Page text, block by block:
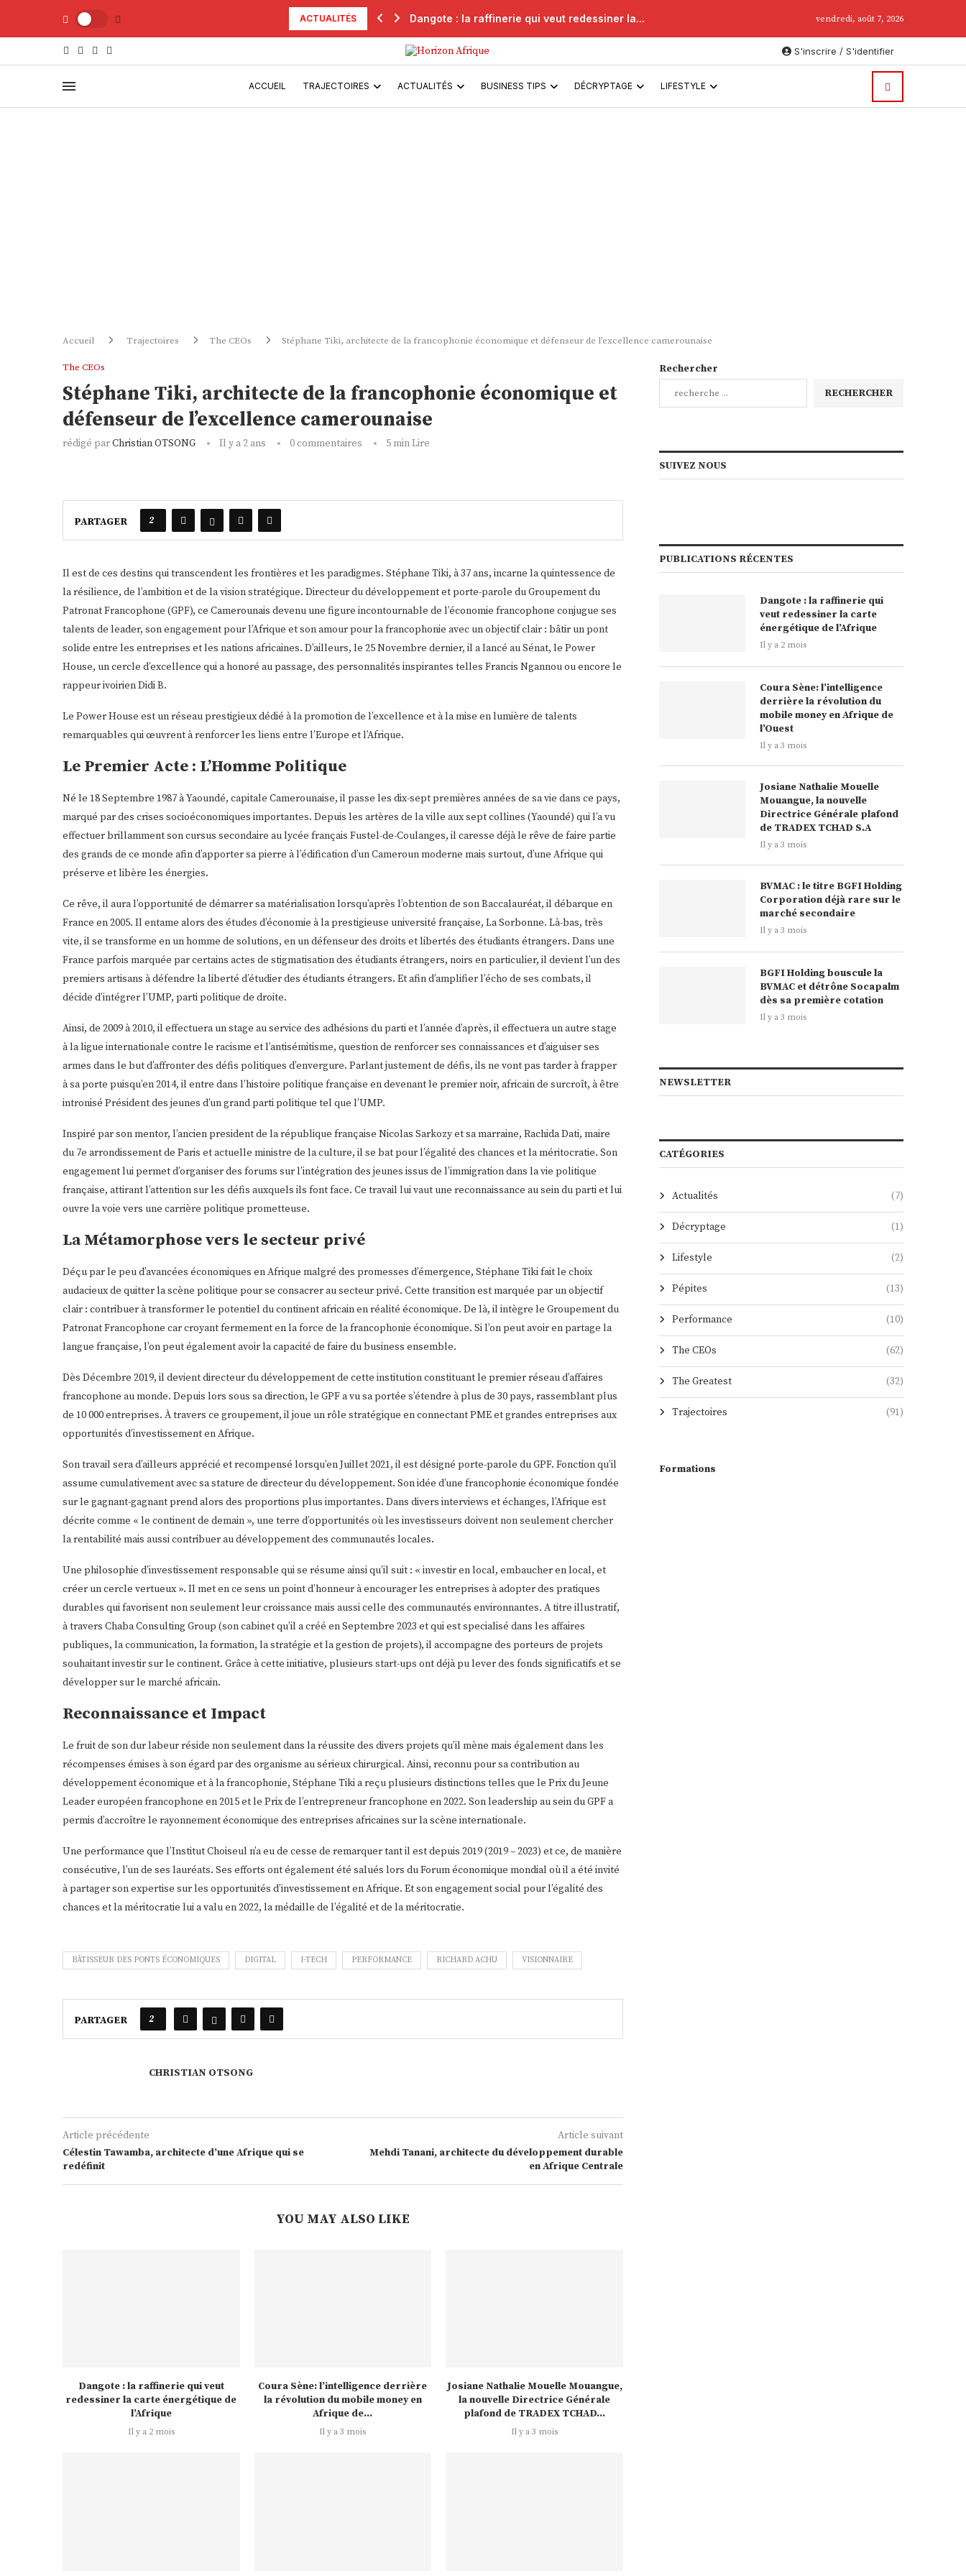
ACTUALITÉS Dangote : la raffinerie qui veut redessiner la... vendredi, août 7, 2026
S'inscrire / S'identifier
ACCUEIL TRAJECTOIRES ACTUALITÉS BUSINESS TIPS DÉCRYPTAGE LIFESTYLE
Accueil Trajectoires The CEOs Stéphane Tiki, architecte de la francophonie économique et défenseur de l’excellence camerounaise
The CEOs
Stéphane Tiki, architecte de la francophonie économique et
défenseur de l’excellence camerounaise
rédigé parChristian OTSONG Il y a 2 ans 0 commentaires 5 min Lire
PARTAGER 2
Il est de ces destins qui transcendent les frontières et les paradigmes. Stéphane Tiki, à 37 ans, incarne la quintessence de
la résilience, de l’ambition et de la vision stratégique. Directeur du développement et porte-parole du Groupement du
Patronat Francophone (GPF), ce Camerounais devenu une figure incontournable de l’économie francophone conjugue ses
talents de leader, son engagement pour l’Afrique et son amour pour la francophonie avec un objectif clair : bâtir un pont
solide entre les entreprises et les nations africaines. D’ailleurs, le 25 Novembre dernier, il a lancé au Sénat, le Power
House, un cercle d’excellence qui a honoré au passage, des personnalités inspirantes telles Francis Ngannou ou encore le
rappeur ivoirien Didi B.
Le Power House est un réseau prestigieux dédié à la promotion de l’excellence et à la mise en lumière de talents
remarquables qui œuvrent à renforcer les liens entre l’Europe et l’Afrique.
Le Premier Acte : L’Homme Politique
Né le 18 Septembre 1987 à Yaoundé, capitale Camerounaise, il passe les dix-sept premières années de sa vie dans ce pays,
marqué par des crises socioéconomiques importantes. Depuis les artères de la ville aux sept collines (Yaoundé) qui l’a vu
effectuer brillamment son cursus secondaire au lycée français Fustel-de-Coulanges, il caresse déjà le rêve de faire partie
des grands de ce monde afin d’apporter sa pierre à l’édification d’un Cameroun moderne mais surtout, d’une Afrique qui
préserve et libère les énergies.
Ce rêve, il aura l’opportunité de démarrer sa matérialisation lorsqu’après l’obtention de son Baccalauréat, il débarque en
France en 2005. Il entame alors des études d’économie à la prestigieuse université française, La Sorbonne. Là-bas, très
vite, il se transforme en un homme de solutions, en un défenseur des droits et libertés des étudiants étrangers. Dans une
France parfois marquée par certains actes de stigmatisation des étudiants étrangers, noirs en particulier, il devient l’un des
premiers artisans à défendre la liberté d’étudier des étudiants étrangers. Et afin d’amplifier l’écho de ses combats, il
décide d’intégrer l’UMP, parti politique de droite.
Ainsi, de 2009 à 2010, il effectuera un stage au service des adhésions du parti et l’année d’après, il effectuera un autre stage
à la ligue internationale contre le racisme et l’antisémitisme, question de renforcer ses connaissances et d’aiguiser ses
armes dans le but d’affronter des défis politiques d’envergure. Parlant justement de défis, ils ne vont pas tarder à frapper
à sa porte puisqu’en 2014, il entre dans l’histoire politique française en devenant le premier noir, africain de surcroît, à être
intronisé Président des jeunes d’un grand parti politique tel que l’UMP.
Inspiré par son mentor, l’ancien president de la république française Nicolas Sarkozy et sa marraine, Rachida Dati, maire
du 7e arrondissement de Paris et actuelle ministre de la culture, il se bat pour l’égalité des chances et la méritocratie. Son
engagement lui permet d’organiser des forums sur l’intégration des jeunes issus de l’immigration dans la vie politique
française, attirant l’attention sur les défis auxquels ils font face. Ce travail lui vaut une reconnaissance au sein du parti et lui
ouvre la voie vers une carrière politique prometteuse.
La Métamorphose vers le secteur privé
Déçu par le peu d’avancées économiques en Afrique malgré des promesses d’émergence, Stéphane Tiki fait le choix
audacieux de quitter la scène politique pour se consacrer au secteur privé. Cette transition est marquée par un objectif
clair : contribuer à transformer le potentiel du continent africain en réalité économique. De là, il intègre le Groupement du
Patronat Francophone car croyant fermement en la force de la francophonie économique. Si l’on peut avoir en partage la
langue française, l’on peut également avoir la capacité de faire du business ensemble.
Dès Décembre 2019, il devient directeur du développement de cette institution constituant le premier réseau d’affaires
francophone au monde. Depuis lors sous sa direction, le GPF a vu sa portée s’étendre à plus de 30 pays, rassemblant plus
de 10 000 entreprises. À travers ce groupement, il joue un rôle stratégique en connectant PME et grandes entreprises aux
opportunités d’investissement en Afrique.
Son travail sera d’ailleurs apprécié et recompensé lorsqu’en Juillet 2021, il est désigné porte-parole du GPF. Fonction qu’il
assume cumulativement avec sa stature de directeur du développement. Son idée d’une francophonie économique fondée
sur le gagnant-gagnant prend alors des proportions plus importantes. Dans divers interviews et échanges, l’Afrique est
décrite comme « le continent de demain », une terre d’opportunités où les investisseurs doivent non seulement chercher
la rentabilité mais aussi contribuer au développement des communautés locales.
Une philosophie d’investissement responsable qui se résume ainsi qu’il suit : « investir en local, embaucher en local, et
créer un cercle vertueux ». Il met en ce sens un point d’honneur à encourager les entreprises à adopter des pratiques
durables qui favorisent non seulement leur croissance mais aussi celle des communautés environnantes. A titre illustratif,
à travers Chaba Consulting Group (son cabinet qu’il a créé en Septembre 2023 et qui est specialisé dans les affaires
publiques, la communication, la formation, la stratégie et la gestion de projets), il accompagne des porteurs de projets
souhaitant investir sur le continent. Grâce à cette initiative, plusieurs start-ups ont déjà pu lever des fonds significatifs et se
développer sur le marché africain.
Reconnaissance et Impact
Le fruit de son dur labeur réside non seulement dans la réussite des divers projets qu’il mène mais également dans les
récompenses émises à son égard par des organisme au sérieux chirurgical. Ainsi, reconnu pour sa contribution au
développement économique et à la francophonie, Stéphane Tiki a reçu plusieurs distinctions telles que le Prix du Jeune
Leader européen francophone en 2015 et le Prix de l’entrepreneur francophone en 2022. Son leadership au sein du GPF a
permis d’accroître le rayonnement économique des entreprises africaines sur la scène internationale.
Une performance que l’Institut Choiseul n’a eu de cesse de remarquer tant il est depuis 2019 (2019 – 2023) et ce, de manière
consécutive, l’un de ses lauréats. Ses efforts ont également été salués lors du Forum économique mondial où il a été invité
à partager son expertise sur les opportunités d’investissement en Afrique. Et son engagement social pour l’égalité des
chances et la méritocratie lui a valu en 2022, la médaille de l’égalité et de la méritocratie.
BÂTISSEUR DES PONTS ÉCONOMIQUES DIGITAL I-TECH PERFORMANCE RICHARD ACHU VISIONNAIRE
PARTAGER 2
CHRISTIAN OTSONG
Article précédente
Célestin Tawamba, architecte d’une Afrique qui se
redéfinit
Article suivant
Mehdi Tanani, architecte du développement durable
en Afrique Centrale
YOU MAY ALSO LIKE
Dangote : la raffinerie qui veut
redessiner la carte énergétique de
l’Afrique
Il y a 2 mois
Coura Sène: l’intelligence derrière
la révolution du mobile money en
Afrique de...
Il y a 3 mois
Josiane Nathalie Mouelle Mouangue,
la nouvelle Directrice Générale
plafond de TRADEX TCHAD...
Il y a 3 mois
Rechercher
RECHERCHER
SUIVEZ NOUS
PUBLICATIONS RÉCENTES
Dangote : la raffinerie qui
veut redessiner la carte
énergétique de l’Afrique
Il y a 2 mois
Coura Sène: l’intelligence
derrière la révolution du
mobile money en Afrique de
l’Ouest
Il y a 3 mois
Josiane Nathalie Mouelle
Mouangue, la nouvelle
Directrice Générale plafond
de TRADEX TCHAD S.A
Il y a 3 mois
BVMAC : le titre BGFI Holding
Corporation déjà rare sur le
marché secondaire
Il y a 3 mois
BGFI Holding bouscule la
BVMAC et détrône Socapalm
dès sa première cotation
Il y a 3 mois
NEWSLETTER
CATÉGORIES
Actualités (7)
Décryptage (1)
Lifestyle (2)
Pépites (13)
Performance (10)
The CEOs (62)
The Greatest (32)
Trajectoires (91)
Formations